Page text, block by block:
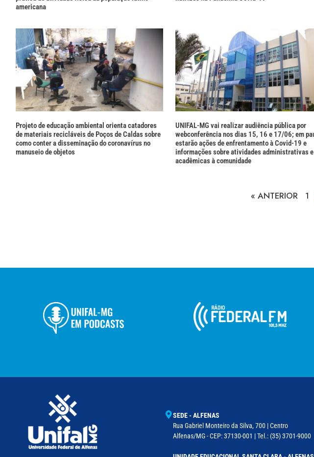
americana
Projeto de educação ambiental orienta catadores
de materiais recicláveis de Poços de Caldas sobre
como conter a disseminação do coronavírus no
manuseio de objetos
UNIFAL-MG vai realizar audiência pública por
webconferência nos dias 15, 16 e 17/06; em
estarão ações de enfrentamento à Covid-19 e
informações sobre atividades administrativas e
acadêmicas à comunidade
« ANTERIOR 1
SEDE - ALFENAS
Rua Gabriel Monteiro da Silva, 700 | Centro
Alfenas/MG - CEP: 37130-001 | Tel.: (35) 3701-9000